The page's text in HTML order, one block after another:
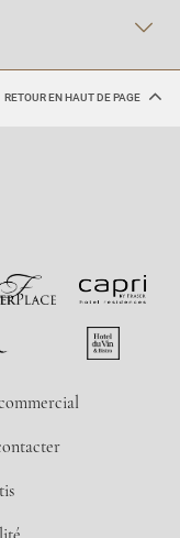
RETOUR EN HAUT DE PAGE